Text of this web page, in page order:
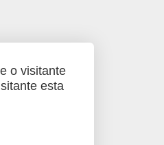
o visitante
esta